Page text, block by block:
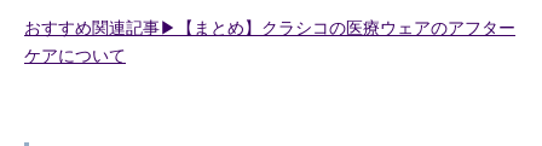
おすすめ関連記事▶︎【まとめ】クラシコの医療ウェアのアフター
ケアについて